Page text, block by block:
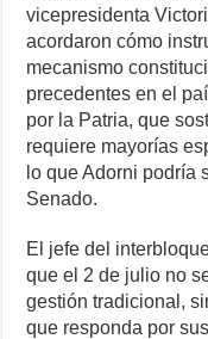
vicepresidenta
acordaron cómo
mecanismo
precedentes en el
por la Patria, que
requiere mayorías
lo que Adorni podría
Senado.
El jefe del
que el 2 de julio no
gestión tradicional,
que responda por